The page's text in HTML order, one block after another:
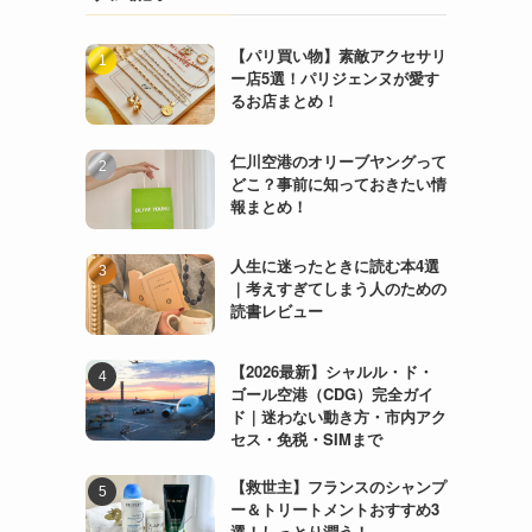
【パリ買い物】素敵アクセサリ
ー店5選！パリジェンヌが愛す
るお店まとめ！
仁川空港のオリーブヤングって
どこ？事前に知っておきたい情
報まとめ！
人生に迷ったときに読む本4選
｜考えすぎてしまう人のための
読書レビュー
【2026最新】シャルル・ド・
ゴール空港（CDG）完全ガイ
ド｜迷わない動き方・市内アク
セス・免税・SIMまで
【救世主】フランスのシャンプ
ー＆トリートメントおすすめ3